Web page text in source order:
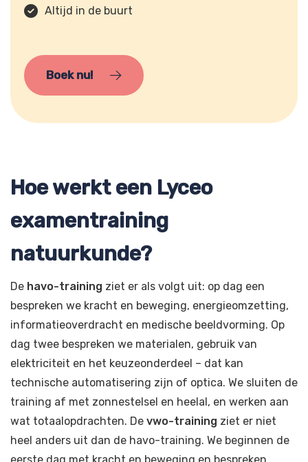
Altijd in de buurt
Boek nu!
Hoe werkt een Lyceo
examentraining
natuurkunde?
De havo-training ziet er als volgt uit: op dag een
bespreken we kracht en beweging, energieomzetting,
informatieoverdracht en medische beeldvorming. Op
dag twee bespreken we materialen, gebruik van
elektriciteit en het keuzeonderdeel – dat kan
technische automatisering zijn of optica. We sluiten de
training af met zonnestelsel en heelal, en werken aan
wat totaalopdrachten. De vwo-training ziet er niet
heel anders uit dan de havo-training. We beginnen de